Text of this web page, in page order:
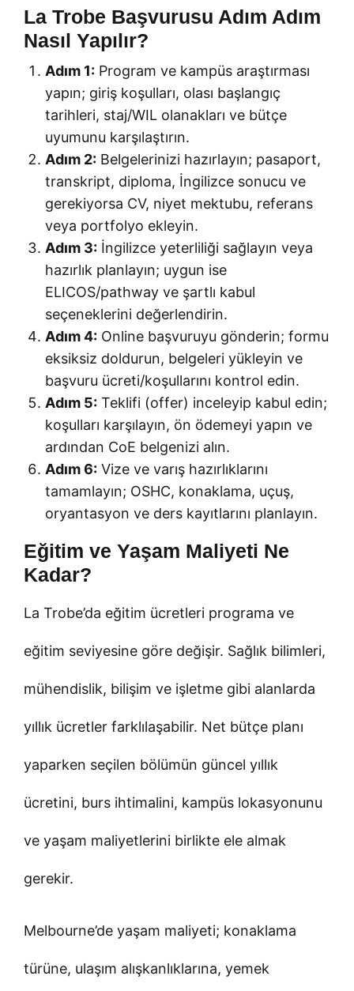
La Trobe Başvurusu Adım Adım
Nasıl Yapılır?
Adım 1: Program ve kampüs araştırması
yapın; giriş koşulları, olası başlangıç
tarihleri, staj/WIL olanakları ve bütçe
uyumunu karşılaştırın.
Adım 2: Belgelerinizi hazırlayın; pasaport,
transkript, diploma, İngilizce sonucu ve
gerekiyorsa CV, niyet mektubu, referans
veya portfolyo ekleyin.
Adım 3: İngilizce yeterliliği sağlayın veya
hazırlık planlayın; uygun ise
ELICOS/pathway ve şartlı kabul
seçeneklerini değerlendirin.
Adım 4: Online başvuruyu gönderin; formu
eksiksiz doldurun, belgeleri yükleyin ve
başvuru ücreti/koşullarını kontrol edin.
Adım 5: Teklifi (offer) inceleyip kabul edin;
koşulları karşılayın, ön ödemeyi yapın ve
ardından CoE belgenizi alın.
Adım 6: Vize ve varış hazırlıklarını
tamamlayın; OSHC, konaklama, uçuş,
oryantasyon ve ders kayıtlarını planlayın.
Eğitim ve Yaşam Maliyeti Ne
Kadar?
La Trobe’da eğitim ücretleri programa ve
eğitim seviyesine göre değişir. Sağlık bilimleri,
mühendislik, bilişim ve işletme gibi alanlarda
yıllık ücretler farklılaşabilir. Net bütçe planı
yaparken seçilen bölümün güncel yıllık
ücretini, burs ihtimalini, kampüs lokasyonunu
ve yaşam maliyetlerini birlikte ele almak
gerekir.
Melbourne’de yaşam maliyeti; konaklama
türüne, ulaşım alışkanlıklarına, yemek